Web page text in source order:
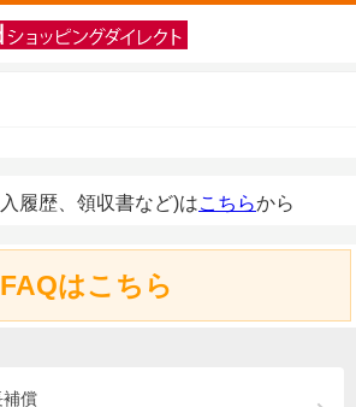
履歴、領収書など)はこちらから
FAQはこちら
補償